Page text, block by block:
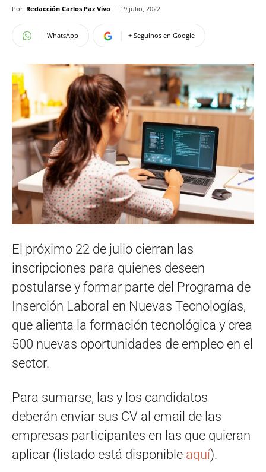
Por Redacción Carlos Paz Vivo - 19 julio, 2022
WhatsApp + Seguinos en Google
El próximo 22 de julio cierran las
inscripciones para quienes deseen
postularse y formar parte del Programa de
Inserción Laboral en Nuevas Tecnologías,
que alienta la formación tecnológica y crea
500 nuevas oportunidades de empleo en el
sector.
Para sumarse, las y los candidatos
deberán enviar sus CV al email de las
empresas participantes en las que quieran
aplicar (listado está disponible aquí).